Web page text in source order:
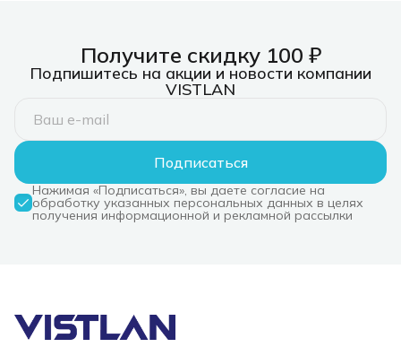
Получите скидку 100 ₽
Подпишитесь на акции и новости компании
VISTLAN
Подписаться
Нажимая «Подписаться», вы даете согласие на
обработку указанных персональных данных в целях
получения информационной и рекламной рассылки